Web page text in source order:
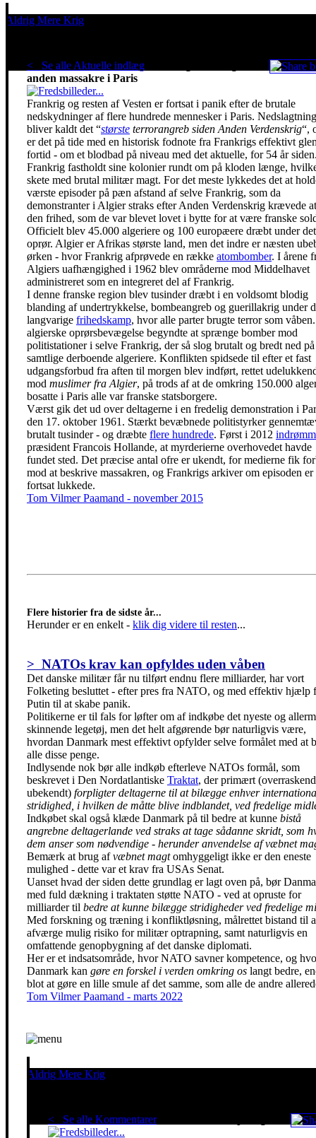
Aldrig Mere Krig
< Se alle Aktuelle indlæg
anden massakre i Paris
Frankrig og resten af Vesten er fortsat i panik efter de brutale
nedskydninger af flere hundrede mennesker i Paris.
bliver kaldt det “største terrorangreb siden Anden Verdenskrig“,
er det på tide med en historisk fodnote fra Frankrigs effektivt
fortid - om et blodbad på niveau med det aktuelle, for 54 år
Frankrig fastholdt sine kolonier rundt om på kloden længe,
skete med brutal militær magt. For det meste lykkedes det at
værste episoder på pæn afstand af selve Frankrig, som da
demonstranter i Algier straks efter Anden Verdenskrig krævede
den frihed, som de var blevet lovet i bytte for at være franske
Officielt blev 45.000 algeriere og 100 europæere dræbt under
oprør. Algier er Afrikas største land, men det indre er næsten
ørken - hvor Frankrig afprøvede en række atombomber. I årene
Algiers uafhængighed i 1962 blev områderne mod Middelhavet
administreret som en integreret del af Frankrig.
I denne franske region blev tusinder dræbt i en voldsomt blodig
blanding af undertrykkelse, bombeangreb og guerillakrig under
langvarige frihedskamp, hvor alle parter brugte terror som
algierske oprørsbevægelse begyndte at sprænge bomber mod
politistationer i selve Frankrig, der så slog brutalt og bredt ned på
samtlige derboende algeriere. Konflikten spidsede til efter et fast
udgangsforbud fra aften til morgen blev indført, rettet
mod muslimer fra Algier, på trods af at de omkring 150.000
bosatte i Paris alle var franske statsborgere.
Værst gik det ud over deltagerne i en fredelig demonstration i
den 17. oktober 1961. Stærkt bevæbnede politistyrker
brutalt tusinder - og dræbte flere hundrede. Først i 2012
præsident Francois Hollande, at myrderierne overhovedet havde
fundet sted. Det præcise antal ofre er ukendt, for medierne fik
mod at beskrive massakren, og Frankrigs arkiver om episoden er
fortsat lukkede.
Tom Vilmer Paamand - november 2015
Flere historier fra de sidste år...
Herunder er en enkelt - klik dig videre til resten...
> NATOs krav kan opfyldes uden våben
Det danske militær får nu tilført endnu flere milliarder, har vort
Folketing besluttet - efter pres fra NATO, og med effektiv hjælp
Putin til at skabe panik.
Politikerne er til fals for løfter om af indkøbe det nyeste og
skinnende legetøj, men det helt afgørende bør naturligvis være,
hvordan Danmark mest effektivt opfylder selve formålet med at
alle disse penge.
Indlysende nok bør alle indkøb efterleve NATOs formål, som
beskrevet i Den Nordatlantiske Traktat, der primært
ubekendt) forpligter deltagerne til at bilægge enhver
stridighed, i hvilken de måtte blive indblandet, ved fredelige
Indkøbet skal også klæde Danmark på til bedre at kunne bistå
angrebne deltagerlande ved straks at tage sådanne skridt, som
dem anser som nødvendige - herunder anvendelse af væbnet
Bemærk at brug afvæbnet magtomhyggeligt ikke er den eneste
mulighed - dette var et krav fra USAs Senat.
Uanset hvad der siden dette grundlag er lagt oven på, bør
med fuld dækning i traktaten støtte NATO - ved at opruste for
milliarder til bedre at kunne bilægge stridigheder ved fredelige
Med forskning og træning i konfliktløsning, målrettet bistand til
afværge mulig risiko for militær optrapning, samt naturligvis en
omfattende genopbygning af det danske diplomati.
Her er et indsatsområde, hvor NATO savner kompetence, og
Danmark kan gøre en forskel i verden omkring os langt bedre,
blot at gøre en lille smule af det samme, som alle de andre
Tom Vilmer Paamand - marts 2022
Aldrig Mere Krig
< Se alle KommentarerRed klimaet - stop krigen!